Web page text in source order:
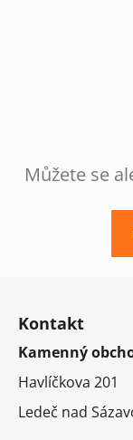
Můžete se
Kontakt
Kamenný
Havlíčkova 201
Ledeč nad